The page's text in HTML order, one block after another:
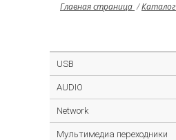
Главная страница /Каталог
USB
AUDIO
Network
Мультимедиа переходники